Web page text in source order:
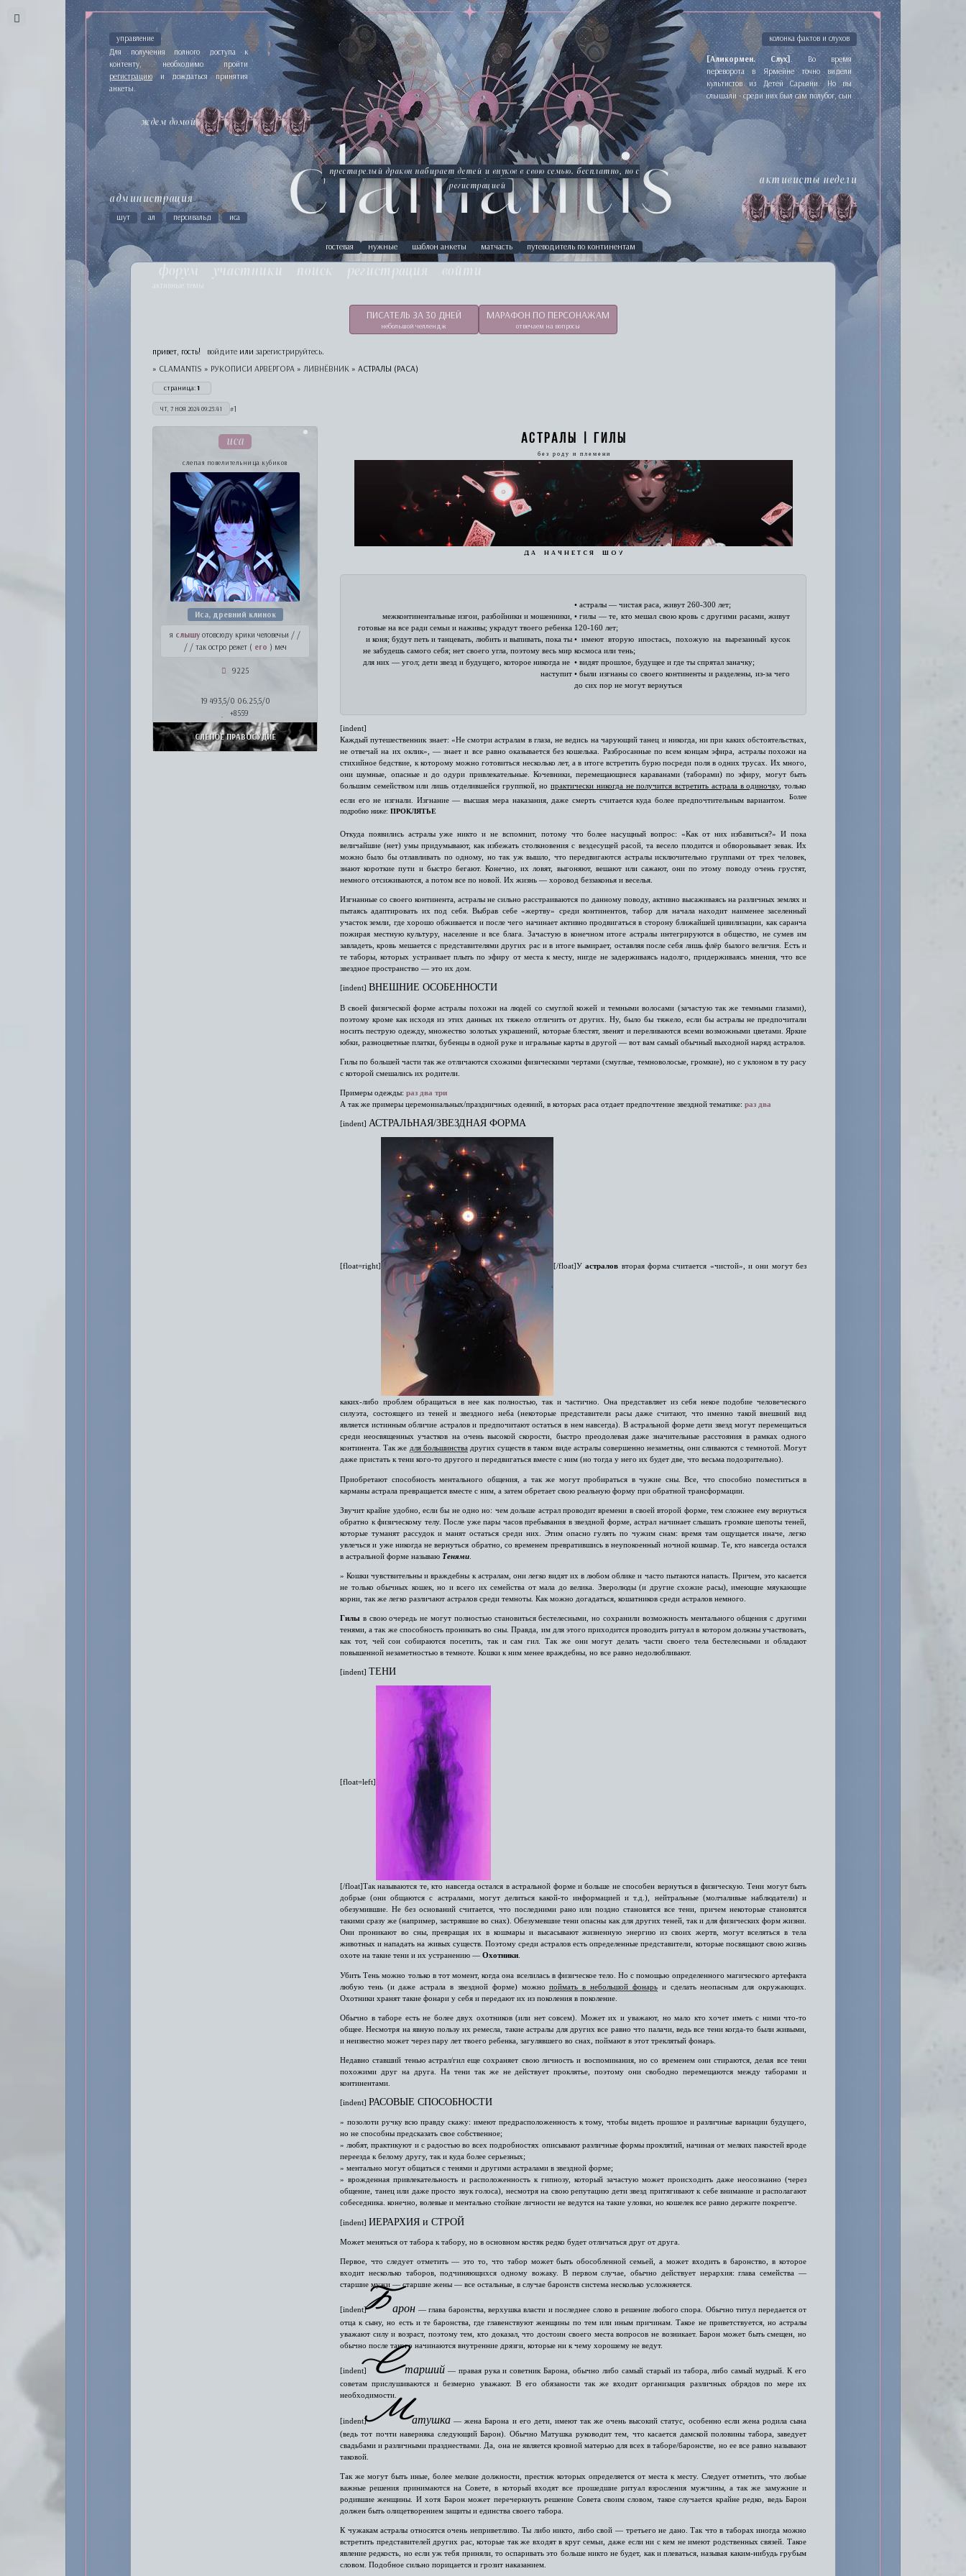
гостевая нужные шаблон анкеты матчасть путеводитель по континентам
ждем домой
активисты недели
колонка фактов и слухов
[Аликормен. Слух] . Во время
переворота в Ярмейне точно видели
культистов из Детей Сарьяни. Но вы
слышали - среди них был сам полубог, сын
Солнца, собственной персоной!
администрация
шут ал персивальд иса
управление
Для получения полного доступа к
контенту, необходимо пройти
регистрацию и дождаться принятия
анкеты.
престарелый дракон набирает детей и внуков в свою семью. бесплатно, но с
регистрацией
clamantis
форум участники поиск регистрация войти
активные темы
ПИСАТЕЛЬ ЗА 30 ДНЕЙ
небольшой челлендж
МАРАФОН ПО ПЕРСОНАЖАМ
отвечаем на вопросы
привет, гость! войдите или зарегистрируйтесь.
» CLAMANTIS » РУКОПИСИ АРВЕРГОРА » ЛИВНЁВНИК » АСТРАЛЫ (РАСА)
страница:1
1
ЧТ, 7 НОЯ 2024 09:23:41
иса
слепая повелительница кубиков
Иса, древний клинок
я слышу отовсюду крики человечьи / /
/ / так остро режет ( его ) меч
9225
19 493,5/0 06.25,5/0
+8559
СЛЕПОЕ ПРАВОСУДИЕ
А С Т Р А Л Ы | Г И Л Ы
б е з р о д у и п л е м е н и
д а н а ч н е т с я ш о у
межконтинентальные изгои, разбойники и мошенники,
готовые на все ради семьи и наживы; украдут твоего ребенка
и коня; будут петь и танцевать, любить и выпивать, пока ты
не забудешь самого себя; нет своего угла, поэтому весь мир
для них — угол; дети звезд и будущего, которое никогда не
наступит
• астралы — чистая раса, живут 260-300 лет;
• гилы — те, кто мешал свою кровь с другими расами, живут
120-160 лет;
• имеют вторую ипостась, похожую на вырезанный кусок
космоса или тень;
• видят прошлое, будущее и где ты спрятал заначку;
• были изгнаны со своего континенты и разделены, из-за чего
до сих пор не могут вернуться
[indent]
Каждый путешественник знает: «Не смотри астралам в глаза, не ведись на чарующий танец и никогда, ни при каких обстоятельствах,
не отвечай на их оклик», — знает и все равно оказывается без кошелька. Разбросанные по всем концам эфира, астралы похожи на
стихийное бедствие, к которому можно готовиться несколько лет, а в итоге встретить бурю посреди поля в одних трусах. Их много,
они шумные, опасные и до одури привлекательные. Кочевники, перемещающиеся караванами (таборами) по эфиру, могут быть
большим семейством или лишь отделившейся группкой, нопрактически никогда не получится встретить астрала в одиночку, только
если его не изгнали. Изгнание — высшая мера наказания, даже смерть считается куда более предпочтительным вариантом. Более
подробно ниже: ПРОКЛЯТЬЕ
Откуда появились астралы уже никто и не вспомнит, потому что более насущный вопрос: «Как от них избавиться?» И пока
величайшие (нет) умы придумывают, как избежать столкновения с вездесущей расой, та весело плодится и обворовывает зевак. Их
можно было бы отлавливать по одному, но так уж вышло, что передвигаются астралы исключительно группами от трех человек,
знают короткие пути и быстро бегают. Конечно, их ловят, выгоняют, вешают или сажают, они по этому поводу очень грустят,
немного отсиживаются, а потом все по новой. Их жизнь — хоровод беззаконья и веселья.
Изгнанные со своего континента, астралы не сильно расстраиваются по данному поводу, активно высаживаясь на различных землях и
пытаясь адаптировать их под себя. Выбрав себе «жертву» среди континентов, табор для начала находит наименее заселенный
участок земли, где хорошо обживается и после чего начинает активно продвигаться в сторону ближайшей цивилизации, как саранча
пожирая местную культуру, население и все блага. Зачастую в конечном итоге астралы интегрируются в общество, не сумев им
завладеть, кровь мешается с представителями других рас и в итоге вымирает, оставляя после себя лишь флёр былого величия. Есть и
те таборы, которых устраивает плыть по эфиру от места к месту, нигде не задерживаясь надолго, придерживаясь мнения, что все
звездное пространство — это их дом.
[indent] ВНЕШНИЕ ОСОБЕННОСТИ
В своей физической форме астралы похожи на людей со смуглой кожей и темными волосами (зачастую так же темными глазами),
поэтому кроме как исходя из этих данных их тяжело отличить от других. Ну, было бы тяжело, если бы астралы не предпочитали
носить пеструю одежду, множество золотых украшений, которые блестят, звенят и переливаются всеми возможными цветами. Яркие
юбки, разноцветные платки, бубенцы в одной руке и игральные карты в другой — вот вам самый обычный выходной наряд астралов.
Гилы по большей части так же отличаются схожими физическими чертами (смуглые, темноволосые, громкие), но с уклоном в ту расу
с которой смешались их родители.
Примеры одежды: раз два три
А так же примеры церемониальных/праздничных одеяний, в которых раса отдает предпочтение звездной тематике: раз два
[indent] АСТРАЛЬНАЯ/ЗВЕЗДНАЯ ФОРМА
[float=right] [/float]Уастралов вторая форма считается «чистой», и они могут без
каких-либо проблем обращаться в нее как полностью, так и частично. Она представляет из себя некое подобие человеческого
силуэта, состоящего из теней и звездного неба (некоторые представители расы даже считают, что именно такой внешний вид
является истинным обличие астралов и предпочитают остаться в нем навсегда). В астральной форме дети звезд могут перемещаться
среди неосвященных участков на очень высокой скорости, быстро преодолевая даже значительные расстояния в рамках одного
континента. Так же для большинствадругих существ в таком виде астралы совершенно незаметны, они сливаются с темнотой. Могут
даже пристать к тени кого-то другого и передвигаться вместе с ним (но тогда у него их будет две, что весьма подозрительно).
Приобретают способность ментального общения, а так же могут пробираться в чужие сны. Все, что способно поместиться в
карманы астрала превращается вместе с ним, а затем обретает свою реальную форму при обратной трансформации.
Звучит крайне удобно, если бы не одно но: чем дольше астрал проводит времени в своей второй форме, тем сложнее ему вернуться
обратно к физическому телу. После уже пары часов пребывания в звездной форме, астрал начинает слышать громкие шепоты теней,
которые туманят рассудок и манят остаться среди них. Этим опасно гулять по чужим снам: время там ощущается иначе, легко
увлечься и уже никогда не вернуться обратно, со временем превратившись в неупокоенный ночной кошмар. Те, кто навсегда остался
в астральной форме называю Тенями
» Кошки чувствительны и враждебны к астралам, они легко видят их в любом облике и часто пытаются напасть. Причем, это касается
не только обычных кошек, но и всего их семейства от мала до велика. Зверолюды (и другие схожие расы), имеющие мяукающие
корни, так же легко различают астралов среди темноты. Как можно догадаться, кошатников среди астралов немного.
Гилы в свою очередь не могут полностью становиться бестелесными, но сохранили возможность ментального общения с другими
тенями, а так же способность проникать во сны. Правда, им для этого приходится проводить ритуал в котором должны участвовать,
как тот, чей сон собираются посетить, так и сам гил. Так же они могут делать части своего тела бестелесными и обладают
повышенной незаметностью в темноте. Кошки к ним менее враждебны, но все равно недолюбливают.
[indent] ТЕНИ
[float=left]
[/float]Так называются те, кто навсегда остался в астральной форме и больше не способен вернуться в физическую. Тени могут быть
добрые (они общаются с астралами, могут делиться какой-то информацией и т.д.), нейтральные (молчаливые наблюдатели) и
обезумившие. Не без оснований считается, что последними рано или поздно становятся все тени, причем некоторые становятся
такими сразу же (например, застрявшие во снах). Обезумевшие тени опасны как для других теней, так и для физических форм жизни.
Они проникают во сны, превращая их в кошмары и высасывают жизненную энергию из своих жертв, могут вселяться в тела
животных и нападать на живых существ. Поэтому среди астралов есть определенные представители, которые посвящают свою жизнь
охоте на такие тени и их устранению — Охотники.
Убить Тень можно только в тот момент, когда она вселилась в физическое тело. Но с помощью определенного магического артефакта
любую тень (и даже астрала в звездной форме) можнопоймать в небольшой фонарьи сделать неопасным для окружающих.
Охотники хранят такие фонари у себя и передают их из поколения в поколение.
Обычно в таборе есть не более двух охотников (или нет совсем). Может их и уважают, но мало кто хочет иметь с ними что-то
общее. Несмотря на явную пользу их ремесла, такие астралы для других все равно что палачи, ведь все тени когда-то были живыми,
и неизвестно может через пару лет твоего ребенка, загулявшего во снах, поймают в этот треклятый фонарь.
Недавно ставший тенью астрал/гил еще сохраняет свою личность и воспоминания, но со временем они стираются, делая все тени
похожими друг на друга. На тени так же не действует проклятье, поэтому они свободно перемещаются между таборами и
континентами.
[indent] РАСОВЫЕ СПОСОБНОСТИ
» позолоти ручку всю правду скажу: имеют предрасположенность к тому, чтобы видеть прошлое и различные вариации будущего,
но не способны предсказать свое собственное;
» любят, практикуют и с радостью во всех подробностях описывают различные формы проклятий, начиная от мелких пакостей вроде
переезда к белому другу, так и куда более серьезных;
» ментально могут общаться с тенями и другими астралами в звездной форме;
» врожденная привлекательность и расположенность к гипнозу, который зачастую может происходить даже неосознанно (через
общение, танец или даже просто звук голоса), несмотря на свою репутацию дети звезд притягивают к себе внимание и располагают
собеседника. конечно, волевые и ментально стойкие личности не ведутся на такие уловки, но кошелек все равно держите покрепче.
[indent] ИЕРАРХИЯ и СТРОЙ
Может меняться от табора к табору, но в основном костяк редко будет отличаться друг от друга.
Первое, что следует отметить — это то, что табор может быть обособленной семьей, а может входить в баронство, в которое
входит несколько таборов, подчиняющихся одному вожаку. В первом случае, обычно действует иерархия: глава семейства —
старшие мужи — старшие жены — все остальные, в случае баронств система несколько усложняется.
[indent]Барон — глава баронства, верхушка власти и последнее слово в решение любого спора. Обычно титул передается от
отца к сыну, но есть и те баронства, где главенствуют женщины по тем или иным причинам. Такое не приветствуется, но астралы
уважают силу и возраст, поэтому тем, кто доказал, что достоин своего места вопросов не возникает. Барон может быть смещен, но
обычно после такого начинаются внутренние дрязги, которые ни к чему хорошему не ведут.
[indent] Старший— правая рука и советник Барона, обычно либо самый старый из табора, либо самый мудрый. К его
советам прислушиваются и безмерно уважают. В его обязаности так же входит организация различных обрядов по мере их
необходимости.
[indent]Матушка — жена Барона и его дети, имеют так же очень высокий статус, особенно если жена родила сына
(ведь тот почти наверняка следующий Барон). Обычно Матушка руководит тем, что касается дамской половины табора, заведует
свадьбами и различными празднествами. Да, она не является кровной матерью для всех в таборе/баронстве, но ее все равно называют
таковой.
Так же могут быть иные, более мелкие должности, престиж которых определяется от места к месту. Следует отметить, что любые
важные решения принимаются на Совете, в который входят все прошедшие ритуал взросления мужчины, а так же замужние и
родившие женщины. И хотя Барон может перечеркнуть решение Совета своим словом, такое случается крайне редко, ведь Барон
должен быть олицетворением защиты и единства своего табора.
К чужакам астралы относятся очень неприветливо. Ты либо никто, либо свой — третьего не дано. Так что в таборах иногда можно
встретить представителей других рас, которые так же входят в круг семьи, даже если ни с кем не имеют родственных связей. Такое
явление редкость, но если уж тебя приняли, то оспаривать это больше никто не будет, как и плеваться, называя каким-нибудь грубым
словом. Подобное сильно порицается и грозит наказанием.